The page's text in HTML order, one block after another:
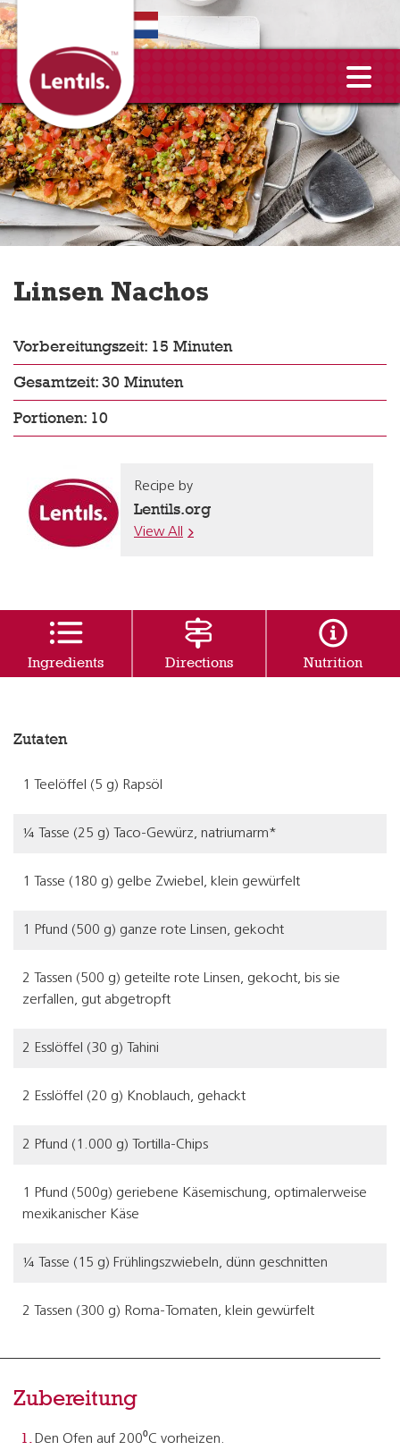
Linsen Nachos
Vorbereitungszeit: 15 Minuten
Gesamtzeit: 30 Minuten
Portionen: 10
Recipe by
Lentils.org
View All
Ingredients Directions Nutrition
Zutaten
1 Teelöffel (5 g) Rapsöl
¼ Tasse (25 g) Taco-Gewürz, natriumarm*
1 Tasse (180 g) gelbe Zwiebel, klein gewürfelt
1 Pfund (500 g) ganze rote Linsen, gekocht
2 Tassen (500 g) geteilte rote Linsen, gekocht, bis sie
zerfallen, gut abgetropft
2 Esslöffel (30 g) Tahini
2 Esslöffel (20 g) Knoblauch, gehackt
2 Pfund (1.000 g) Tortilla-Chips
1 Pfund (500g) geriebene Käsemischung, optimalerweise
mexikanischer Käse
¼ Tasse (15 g) Frühlingszwiebeln, dünn geschnitten
2 Tassen (300 g) Roma-Tomaten, klein gewürfelt
Zubereitung
Den Ofen auf 200⁰C vorheizen.